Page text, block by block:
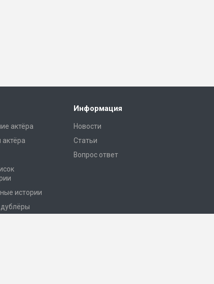
актёра
актёра
истории
Информация
Новости
Статьи
Вопрос ответ